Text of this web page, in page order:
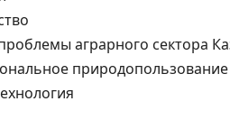
аграрного сектора
природопользование